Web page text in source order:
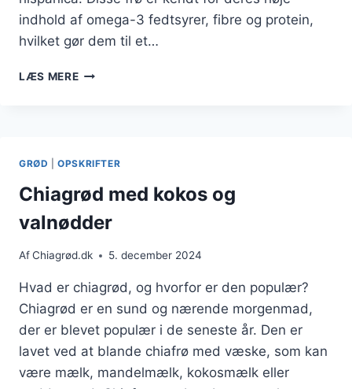
indhold af omega-3 fedtsyrer, fibre og protein,
hvilket gør dem til et…
LÆS MERECHIAGRØD
GRØD |OPSKRIFTER
Chiagrød med kokos og
valnødder
AfChiagrød.dk 5. december 2024
Hvad er chiagrød, og hvorfor er den populær?
Chiagrød er en sund og nærende morgenmad,
der er blevet populær i de seneste år. Den er
lavet ved at blande chiafrø med væske, som kan
være mælk, mandelmælk, kokosmælk eller